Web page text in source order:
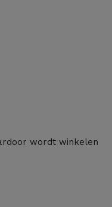
wordt winkelen